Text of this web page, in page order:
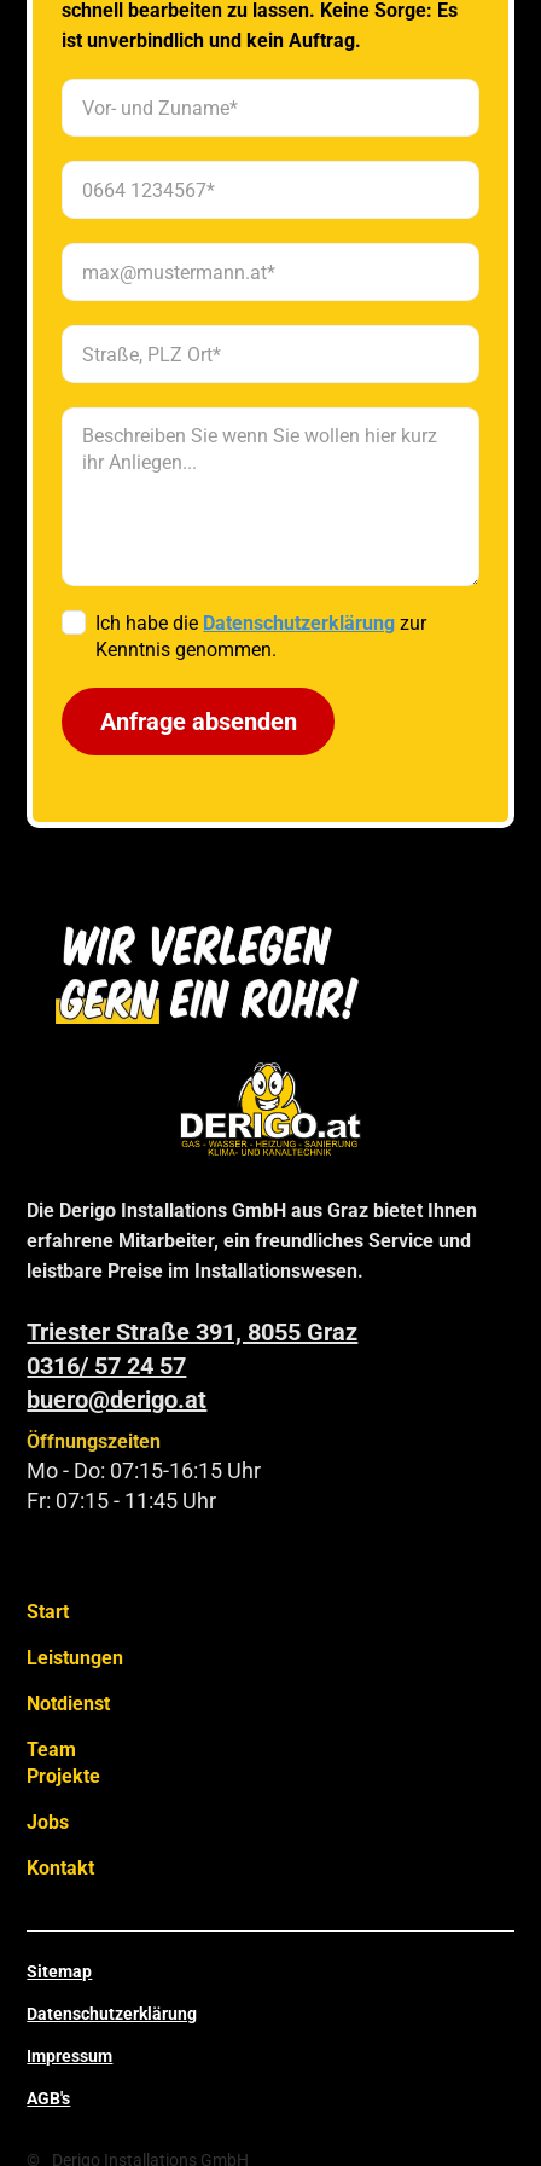
Die Derigo Installations GmbH aus Graz bietet Ihnen
erfahrene Mitarbeiter, ein freundliches Service und
leistbare Preise im Installationswesen.
Triester Straße 391, 8055 Graz
0316/ 57 24 57
buero@derigo.at
Öffnungszeiten
Mo - Do: 07:15-16:15 Uhr
Fr: 07:15 - 11:45 Uhr
Start
Leistungen
Notdienst
Team
Projekte
Jobs
Kontakt
schnell bearbeiten zu lassen. Keine Sorge: Es
ist unverbindlich und kein Auftrag.
Ich habe die Datenschutzerklärung zur
Kenntnis genommen.
Sitemap
Datenschutzerklärung
Impressum
AGB's
© Derigo Installations GmbH